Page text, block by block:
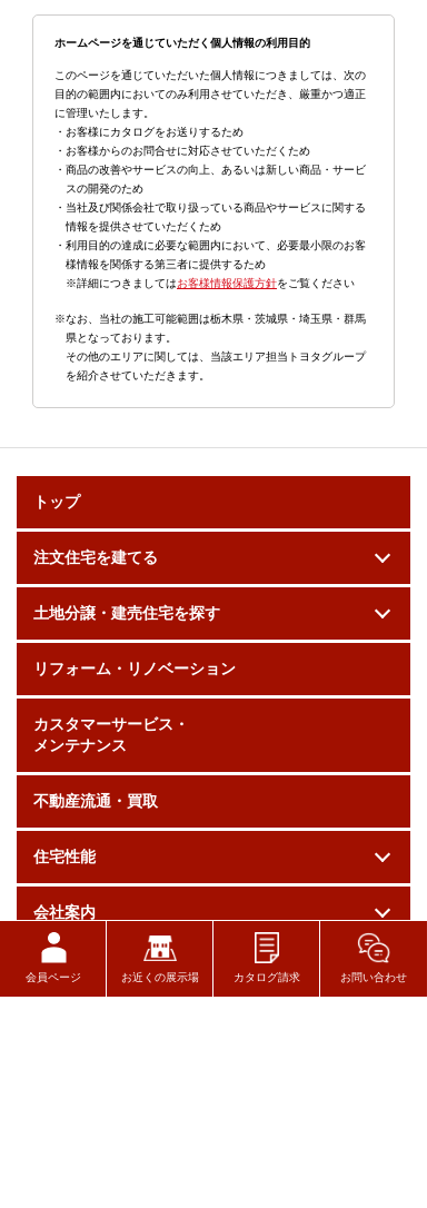
ホームページを通じていただく個人情報の利用目的
このページを通じていただいた個人情報につきましては、次の
目的の範囲内においてのみ利用させていただき、厳重かつ適正
に管理いたします。
・お客様にカタログをお送りするため
・お客様からのお問合せに対応させていただくため
・商品の改善やサービスの向上、あるいは新しい商品・サービ
スの開発のため
・当社及び関係会社で取り扱っている商品やサービスに関する
情報を提供させていただくため
・利用目的の達成に必要な範囲内において、必要最小限のお客
様情報を関係する第三者に提供するため
※詳細につきましてはお客様情報保護方針をご覧ください
※なお、当社の施工可能範囲は栃木県・茨城県・埼玉県・群馬
県となっております。
その他のエリアに関しては、当該エリア担当トヨタグループ
を紹介させていただきます。
トップ
注文住宅を建てる
土地分譲・建売住宅を探す
リフォーム・リノベーション
カスタマーサービス・
メンテナンス
不動産流通・買取
住宅性能
会社案内
採用情報
会員ページ お近くの展示場 カタログ請求 お問い合わせ